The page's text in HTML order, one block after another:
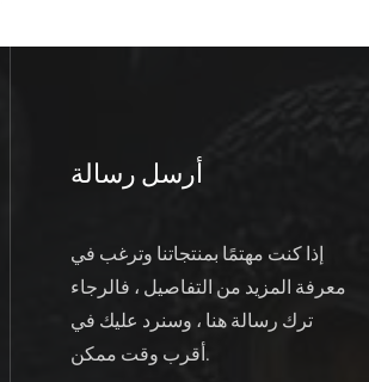
أرسل رسالة
إذا كنت مهتمًا بمنتجاتنا وترغب في
معرفة المزيد من التفاصيل ، فالرجاء
ترك رسالة هنا ، وسنرد عليك في
أقرب وقت ممكن.